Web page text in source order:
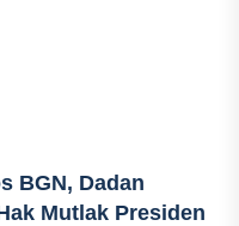
BGN, Dadan
Mutlak Presiden